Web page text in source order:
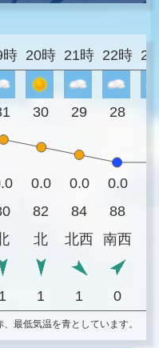
時 20時 21時 22時
30 29 28
0.0 0.0 0.0
82 84 88
北 北西 南西
1 1 1 0
最低気温を青としています。